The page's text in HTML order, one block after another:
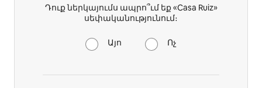
Դուք ներկայումս ապրո՞ւմ եք «Casa Ruiz»
սեփականությունում։
Այո Ոչ